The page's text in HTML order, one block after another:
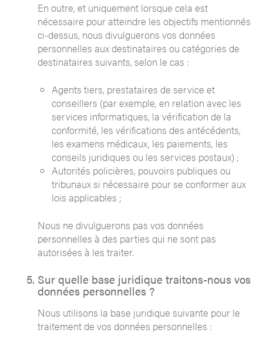
En outre, et uniquement lorsque cela est
nécessaire pour atteindre les objectifs mentionnés
ci-dessus, nous divulguerons vos données
personnelles aux destinataires ou catégories de
destinataires suivants, selon le cas :
Agents tiers, prestataires de service et
conseillers (par exemple, en relation avec les
services informatiques, la vérification de la
conformité, les vérifications des antécédents,
les examens médicaux, les paiements, les
conseils juridiques ou les services postaux) ;
Autorités policières, pouvoirs publiques ou
tribunaux si nécessaire pour se conformer aux
lois applicables ;
Nous ne divulguerons pas vos données
personnelles à des parties qui ne sont pas
autorisées à les traiter.
Sur quelle base juridique traitons-nous vos
données personnelles ?
Nous utilisons la base juridique suivante pour le
traitement de vos données personnelles :